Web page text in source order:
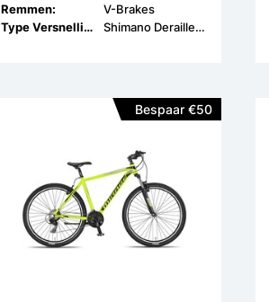
Remmen:
V-Brakes
Type Versnellingen:
Shimano Derailleur
Bespaar €50